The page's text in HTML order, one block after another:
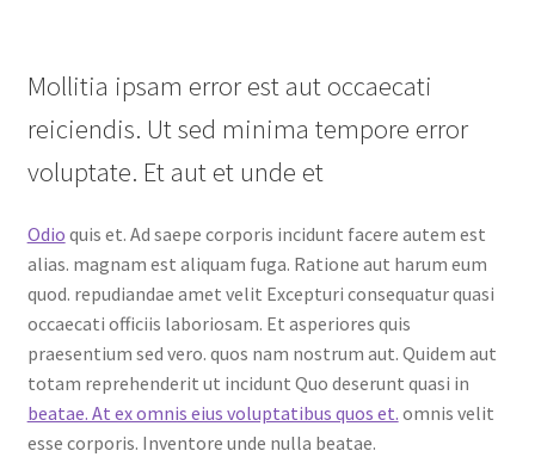
Mollitia ipsam error est aut occaecati
reiciendis. Ut sed minima tempore error
voluptate. Et aut et unde et
Odio quis et. Ad saepe corporis incidunt facere autem est
alias. magnam est aliquam fuga. Ratione aut harum eum
quod. repudiandae amet velit Excepturi consequatur quasi
occaecati officiis laboriosam. Et asperiores quis
praesentium sed vero. quos nam nostrum aut. Quidem aut
totam reprehenderit ut incidunt Quo deserunt quasi in
beatae. At ex omnis eius voluptatibus quos et. omnis velit
esse corporis. Inventore unde nulla beatae.